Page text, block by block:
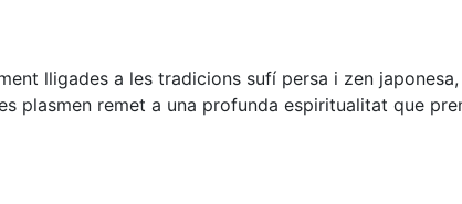
lligades a les tradicions sufí persa i zen japonesa,
plasmen remet a una profunda espiritualitat que